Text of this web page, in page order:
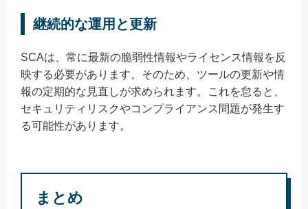
継続的な運用と更新
SCAは、常に最新の脆弱性情報やライセンス情報を反
映する必要があります。そのため、ツールの更新や情
報の定期的な見直しが求められます。これを怠ると、
セキュリティリスクやコンプライアンス問題が発生す
る可能性があります。
まとめ